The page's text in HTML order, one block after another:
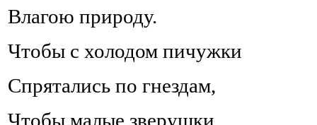
Влагою природу.
Чтобы с холодом пичужки
Спрятались по гнездам,
Чтобы малые зверушки